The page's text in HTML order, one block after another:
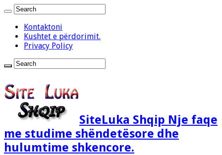
Kontaktoni
Kushtet e përdorimit.
Privacy Policy
SiteLuka Shqip Nje faqe
me studime shëndetësore dhe
hulumtime shkencore.